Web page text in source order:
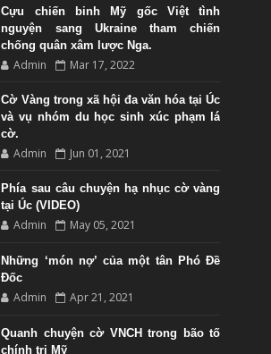
Cựu chiến binh Mỹ gốc Việt tình
nguyện sang Ukraine tham chiến
chống quân xâm lược Nga.
Admin Mar 17, 2022
Cờ Vàng trong xã hội đa văn hóa tại Úc
và vụ nhóm du học sinh xúc phạm lá
cờ.
Admin Jun 01, 2021
Phía sau câu chuyện hạ nhục cờ vàng
tại Úc (VIDEO)
Admin May 05, 2021
Những ‘món nợ’ của một tân Phó Đề
Đốc
Admin Apr 21, 2021
Quanh chuyện cờ VNCH trong bão tố
chính trị Mỹ